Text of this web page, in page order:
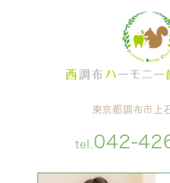
東京都調布市上
tel. 042-